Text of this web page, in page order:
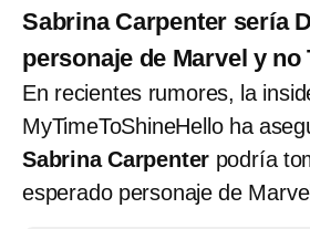
Sabrina Carpenter sería
personaje de Marvel y no
En recientes rumores, la
MyTimeToShineHello ha
Sabrina Carpenter podría
esperado personaje de